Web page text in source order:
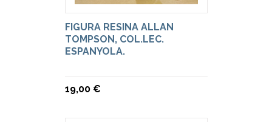
FIGURA RESINA ALLAN
TOMPSON, COL.LEC.
ESPANYOLA.
19,00 €